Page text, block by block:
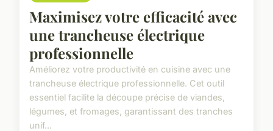
Maximisez votre efficacité avec
une trancheuse électrique
professionnelle
Améliorez votre productivité en cuisine avec une
trancheuse électrique professionnelle. Cet outil
essentiel facilite la découpe précise de viandes,
légumes, et fromages, garantissant des tranches
unif...